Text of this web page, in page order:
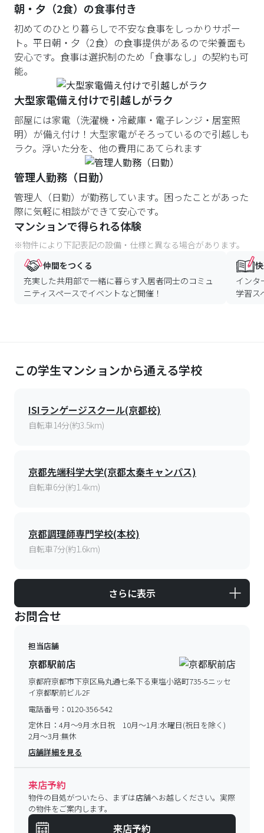
朝・夕（2食）の食事付き
初めてのひとり暮らしで不安な食事をしっかりサポー
ト。平日朝・夕（2食）の食事提供があるので栄養面も
安心です。食事は選択制のため「食事なし」の契約も可
能。
大型家電備え付けで引越しがラク
部屋には家電（洗濯機・冷蔵庫・電子レンジ・居室照
明）が備え付け！大型家電がそろっているので引越しも
ラク。浮いた分を、他の費用にあてられます
管理人勤務（日勤）
管理人（日勤）が勤務しています。困ったことがあった
際に気軽に相談ができて安心です。
マンションで得られる体験
※物件により下記表記の設備・仕様と異なる場合があります。
仲間をつくる
充実した共用部で一緒に暮らす入居者同士のコミュ
ニティスペースでイベントなど開催！
インタ
学習ス
この学生マンションから通える学校
ISIランゲージスクール(京都校)
自転車14分(約3.5km)
京都先端科学大学(京都太秦キャンパス)
自転車6分(約1.4km)
京都調理師専門学校(本校)
自転車7分(約1.6km)
さらに表示
お問合せ
担当店舗
京都駅前店
京都府京都市下京区烏丸通七条下る東塩小路町735-5ニッセ
イ京都駅前ビル2F
電話番号： 0120-356-542
定休日： 4月～9月:水日祝 10月～1月:水曜日(祝日を除く)
2月～3月:無休
店舗詳細を見る
来店予約
物件の目処がついたら、まずは店舗へお越しください。実際
の物件をご案内します。
来店予約